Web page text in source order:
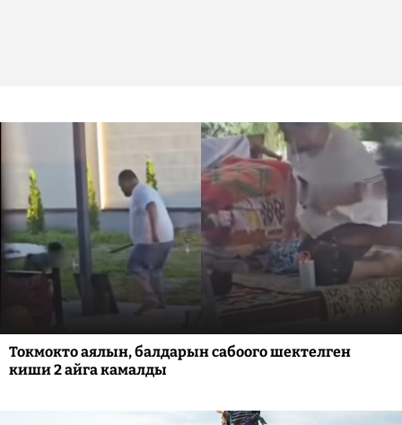
Токмокто аялын, балдарын сабоого шектелген
киши 2 айга камалды